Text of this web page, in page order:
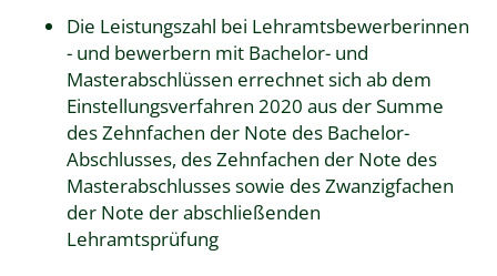
Die Leistungszahl bei Lehramtsbewerberinnen
- und bewerbern mit Bachelor- und
Masterabschlüssen errechnet sich ab dem
Einstellungsverfahren 2020 aus der Summe
des Zehnfachen der Note des Bachelor-
Abschlusses, des Zehnfachen der Note des
Masterabschlusses sowie des Zwanzigfachen
der Note der abschließenden
Lehramtsprüfung